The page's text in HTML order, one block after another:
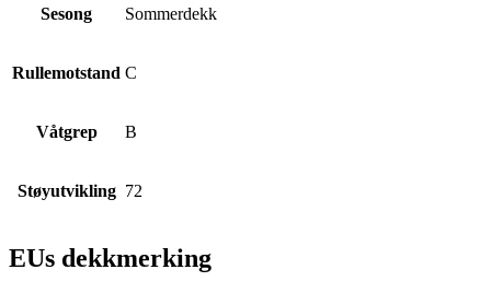
Sesong Sommerdekk
Rullemotstand C
Våtgrep B
Støyutvikling 72
EUs dekkmerking